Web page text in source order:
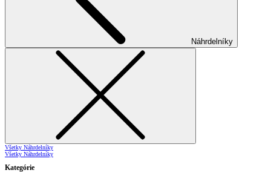
Náhrdelníky
Všetky Náhrdelníky
Všetky Náhrdelníky
Kategórie